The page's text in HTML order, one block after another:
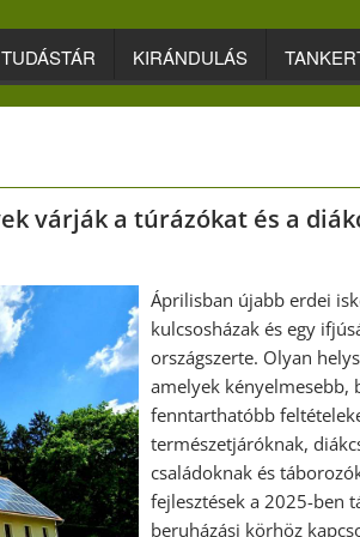
TUDÁSTÁR KIRÁNDULÁS
várják a túrázókat és a
Áprilisban újabb erdei
kulcsosházak és egy
országszerte. Olyan
amelyek kényelmesebb,
fenntarthatóbb
természetjáróknak,
családoknak és
fejlesztések a 2025-ben
beruházási körhöz